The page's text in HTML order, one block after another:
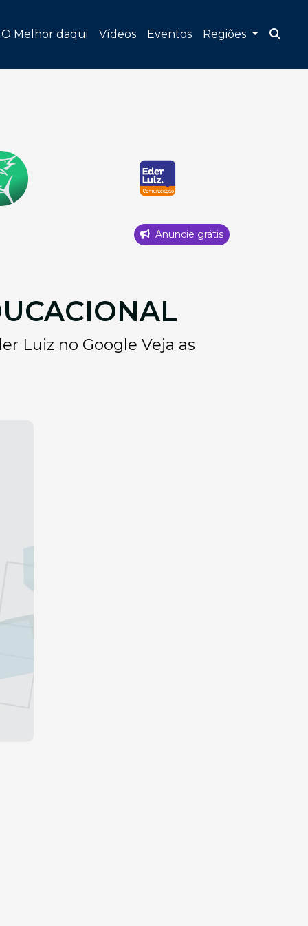
O Melhor daqui Vídeos Eventos Regiões
Anuncie grátis
Luiz no Google Veja as